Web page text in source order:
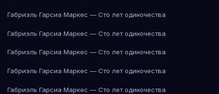
Габриэль Гарсиа Маркес — Сто лет одиночества
Габриэль Гарсиа Маркес — Сто лет одиночества
Габриэль Гарсиа Маркес — Сто лет одиночества
Габриэль Гарсиа Маркес — Сто лет одиночества
Габриэль Гарсиа Маркес — Сто лет одиночества